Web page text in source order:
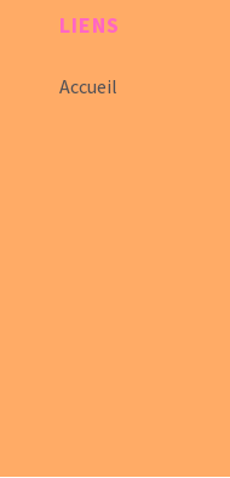
LIENS
Accueil